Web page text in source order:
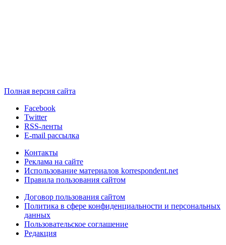
Полная версия сайта
Facebook
Twitter
RSS-ленты
E-mail рассылка
Контакты
Реклама на сайте
Использование материалов korrespondent.net
Правила пользования сайтом
Договор пользования сайтом
Политика в сфере конфиденциальности и персональных
данных
Пользовательское соглашение
Редакция